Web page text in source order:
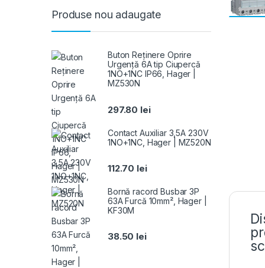
Produse nou adaugate
Buton Reținere Oprire
Urgență 6A tip Ciupercă
1NO+1NC IP66, Hager |
MZ530N
297.80 lei
Contact Auxiliar 3,5A 230V
1NO+1NC, Hager | MZ520N
112.70 lei
Bornă racord Busbar 3P
63A Furcă 10mm², Hager |
KF30M
38.50 lei